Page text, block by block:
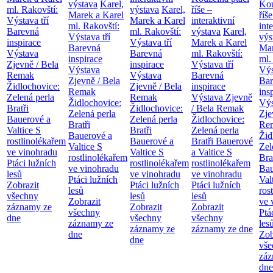
ml. Rakovští:
Výstava tří
Barevná
inspirace
Výstava
Zjevně / Bela
Remak
Židlochovice:
Zelená perla
Bratři
Bauerové a
Valtice S
rostlinolékařem
ve vinohradu
Ptáci lužních
lesů
Zobrazit
všechny
záznamy ze
dne
výstava Karel,
Marek a Karel
ml. Rakovští:
Výstava tří
Barevná
inspirace
Výstava
Zjevně / Bela
Remak
Židlochovice:
Zelená perla
Bratři
Bauerové a
Valtice S
rostlinolékařem
ve vinohradu
Ptáci lužních
lesů
Zobrazit
všechny
záznamy ze
dne
výstava Karel,
Marek a Karel
ml. Rakovští:
Výstava tří
Barevná
inspirace
Výstava
Zjevně / Bela
Remak
Židlochovice:
Zelená perla
Bratři
Bauerové a
Valtice S
rostlinolékařem
ve vinohradu
Ptáci lužních
lesů
Zobrazit
všechny
záznamy ze
dne
říše –
interaktivní
výstava Karel,
Marek a Karel
ml. Rakovští:
Výstava tří
Barevná
inspirace
Výstava Zjevně
/ Bela Remak
Židlochovice:
Zelená perla
Bratři Bauerové
a Valtice S
rostlinolékařem
ve vinohradu
Ptáci lužních
lesů
Zobrazit
všechny
záznamy ze dne
ml.
ve
dne